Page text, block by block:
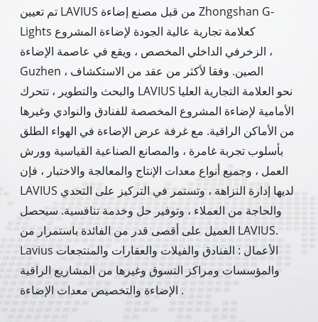
تم تعيين LAVIUS من قبل مصنع إضاءة Zhongshan G-
Lights كعلامة تجارية عالية الجودة لإضاءة المشروع
الزخرفي الداخلي المخصص ، ويقع في عاصمة الإضاءة ،
Guzhen ، الصين. وفقا لأكثر من عقد من الاستكشاف
والبحث والتطوير ، تتحرك LAVIUS نحو العلامة التجارية العليا
الأمامية لإضاءة المشروع المخصصة للفنادق والنوادي وغيرها
من الأماكن الراقية. مع غرفة عرض الإضاءة في الهواء الطلق
بأسلوب تجربة غامرة ، والمصانع الصناعية القياسية وورش
العمل ، وجميع أنواع معدات الإنتاج والمعالجة والاختبار ، فإن
LAVIUS لديها إدارة النزاهة ، وتستمر في التركيز على التحدي
والحاجة من العملاء ، وتوفير حل وخدمة تنافسية. سيحصل
العميل على أقصى قدر من الفائدة باستمرار من LAVIUS.
Lavius الأعمال : الفنادق والفيلات والعقارات والمنتجعات
والمؤسسات ومراكز التسوق وغيرها من المشاريع الراقية
الإضاءة والتخصيص معدات الإضاءة .